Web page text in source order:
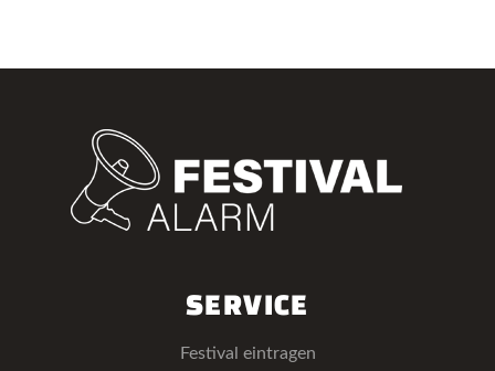
SERVICE
Festival eintragen